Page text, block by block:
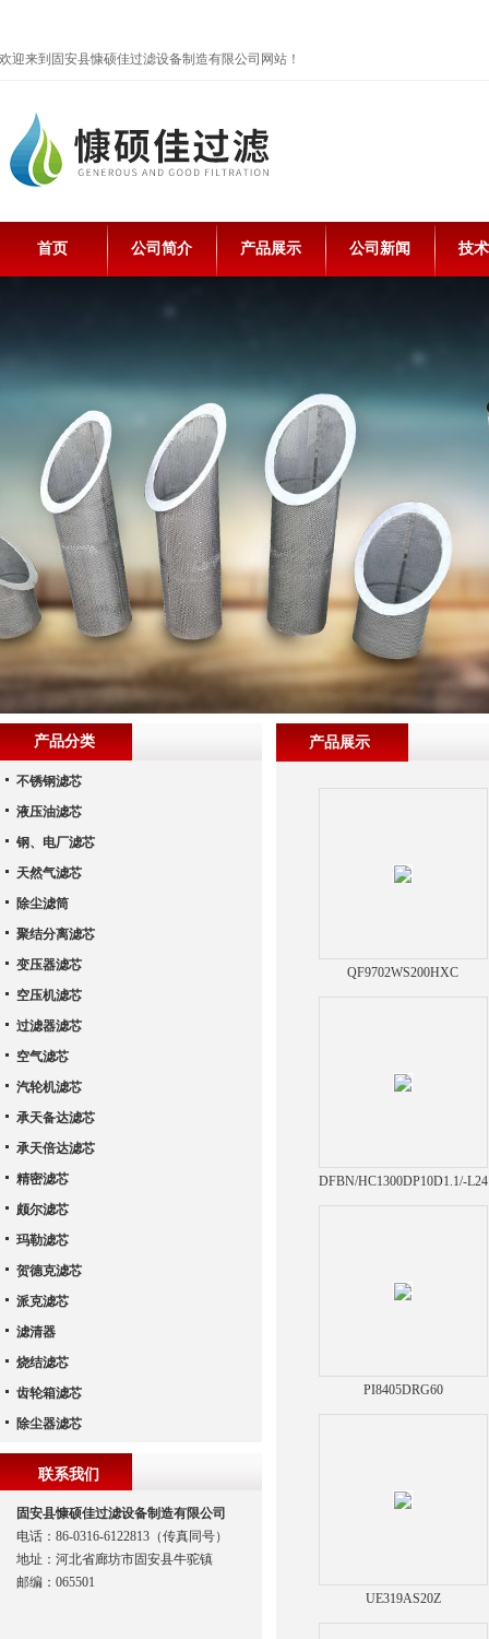
欢迎来到固安县慷硕佳过滤设备制造有限公司网站！
首页 公司简介 产品展示 公司新闻 技
产品展示
QF9702WS200HXC
DFBN/HC1300DP10D1.1/-L24
PI8405DRG60
UE319AS20Z
产品分类
不锈钢滤芯
液压油滤芯
钢、电厂滤芯
天然气滤芯
除尘滤筒
聚结分离滤芯
变压器滤芯
空压机滤芯
过滤器滤芯
空气滤芯
汽轮机滤芯
承天备达滤芯
承天倍达滤芯
精密滤芯
颇尔滤芯
玛勒滤芯
贺德克滤芯
派克滤芯
滤清器
烧结滤芯
齿轮箱滤芯
除尘器滤芯
联系我们
固安县慷硕佳过滤设备制造有限公司
电话：86-0316-6122813（传真同号）
地址：河北省廊坊市固安县牛驼镇
邮编：065501